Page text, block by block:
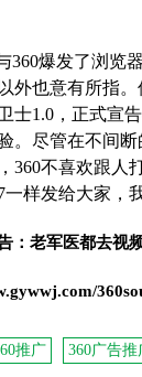
360爆发了浏览
外也意有所指
士1.0，正式宣
。尽管在不间
360不喜欢跟人
样发给大家，
：老军医都去视
推广 360广告推